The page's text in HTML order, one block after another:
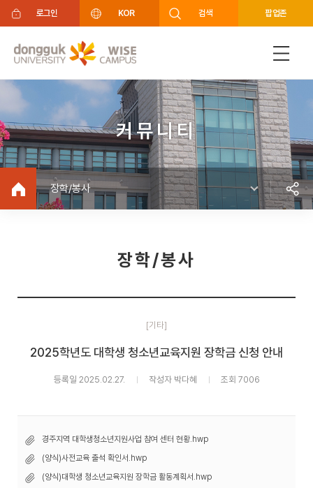
주메뉴 바로가기
푸터 바로가기
로그인 KOR 검색 팝업존
커뮤니티
장학/봉사
장학/봉사
[기타]
2025학년도 대학생 청소년교육지원 장학금 신청 안내
등록일 2025.02.27. 작성자 박다혜 조회 7006
경주지역 대학생청소년지원사업 참여 센터 현황.hwp
(양식)사전교육 출석 확인서.hwp
(양식)대학생 청소년교육지원 장학금 활동계획서.hwp